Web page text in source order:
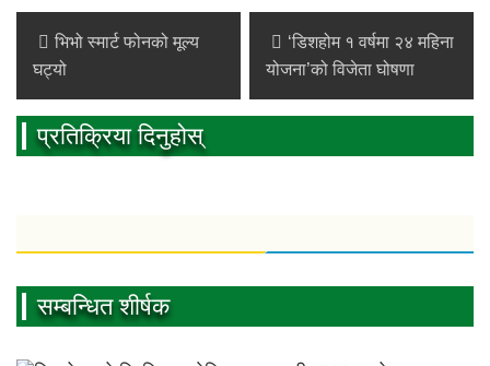
भिभो स्मार्ट फोनको मूल्य
घट्यो
‘डिशहोम १ वर्षमा २४ महिना
योजना’को विजेता घोषणा
प्रतिक्रिया दिनुहोस्
सम्बन्धित शीर्षक